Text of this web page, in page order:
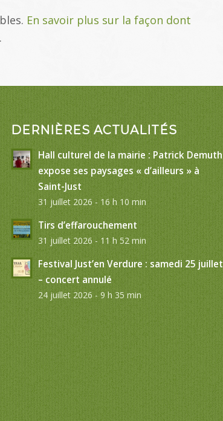
En savoir plus sur la façon dont
.
DERNIÈRES ACTUALITÉS
Hall culturel de la mairie : Patrick Demuth
expose ses paysages « d’ailleurs » à
Saint-Just
31 juillet 2026 - 16 h 10 min
Tirs d’effarouchement
31 juillet 2026 - 11 h 52 min
Festival Just’en Verdure : samedi 25 juillet
– concert annulé
24 juillet 2026 - 9 h 35 min